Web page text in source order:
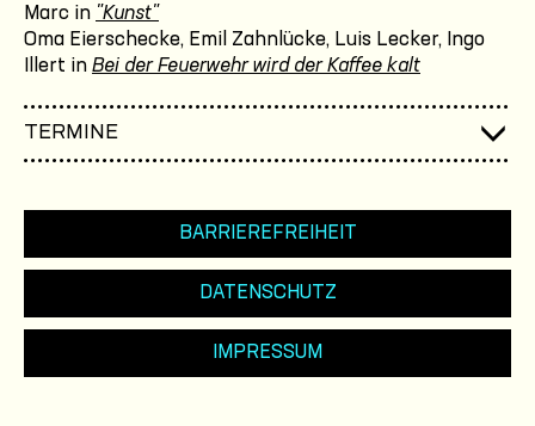
Marc in "Kunst"
Oma Eierschecke, Emil Zahnlücke, Luis Lecker, Ingo
Illert in Bei der Feuerwehr wird der Kaffee kalt
TERMINE
BARRIEREFREIHEIT
DATENSCHUTZ
IMPRESSUM